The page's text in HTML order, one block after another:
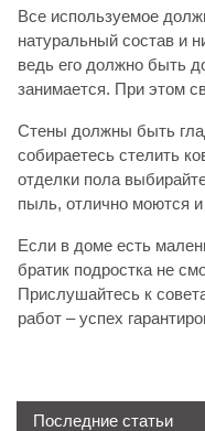
Все используемое
натуральный состав и
ведь его должно быть
занимается. При этом
Стены должны быть
собираетесь стелить
отделки пола
пыль, отлично моются
Если в доме есть
братик подростка не
Прислушайтесь к
работ – успех
Последние статьи